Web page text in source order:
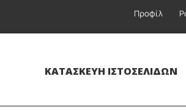
Προφίλ
ΚΑΤΑΣΚΕΥΉ ΙΣΤΟΣΕΛΊΔΩΝ